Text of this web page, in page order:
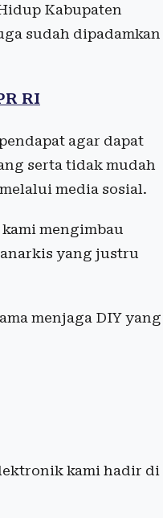
Kabupaten
sudah dipadamkan
RI
agar dapat
serta tidak mudah
media sosial.
mengimbau
yang justru
menjaga DIY yang
kami hadir di